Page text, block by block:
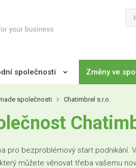
společnosti Změny ve
společnosti Chatimbrel s.r.o.
pro bezproblémový start podnikání.
můžete věnovat třeba vašemu